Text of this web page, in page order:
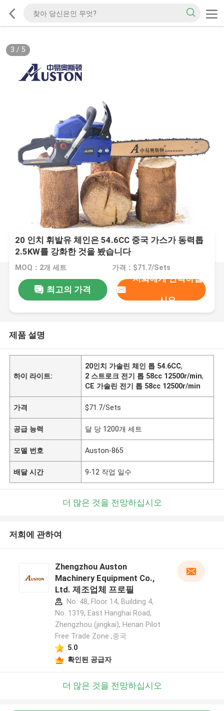
곧 다시 연락 드리겠습니다!
3 / 5
20 인치 휘발유 체인은 54.6CC 중국 가스가 동력톱
2.5KW를 강화한 것을 봤습니다
MOQ：2개 세트 가격：$71.7/Sets
최고의 가격
저희에게 연락하십
시오
제품 설명
하이 라이트:
20인치 가솔린 체인 톱 54.6CC,
2 스트로크 전기 톱 58cc 12500r/min,
CE 가솔린 전기 톱 58cc 12500r/min
가격 $71.7/Sets
공급 능력 달 당 1200개 세트
모델 번호 Auston-865
배달 시간 9-12 작업 일수
더 많은 것을 전망하십시오
저희에 관하여
Zhengzhou Auston
Machinery Equipment Co.,
Ltd. 제조업체 프로필
No. 48, Floor 14, Building 4,
No. 1319, East Hanghai Road,
Zhengzhou (jingkai), Henan Pilot
Free Trade Zone ,중국
5.0
확인된 공급자
더 많은 것을 전망하십시오